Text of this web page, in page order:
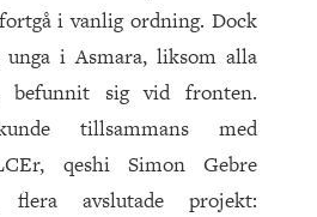
i vanlig ordning. Dock
i Asmara, liksom alla
befunnit sig vid fronten.
tillsammans med
qeshi Simon Gebre
flera avslutade projekt: